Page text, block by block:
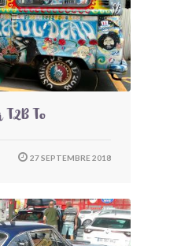
T2B To
27 SEPTEMBRE 2018